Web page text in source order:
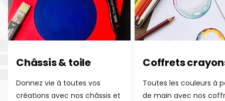
Châssis & toile
Donnez vie à toutes vos
créations avec nos châssis et
Coffrets
Toutes les couleurs à
de main avec nos